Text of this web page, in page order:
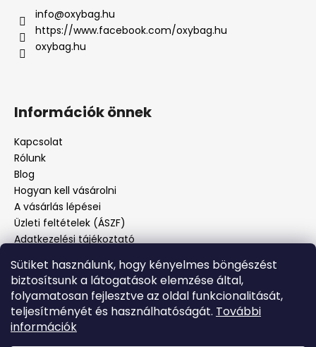
Sütiket használunk, hogy kényelmes böngészést
biztosítsunk a látogatások elemzése által,
folyamatosan fejlesztve az oldal funkcionalitását,
teljesítményét és használhatóságát. További
információk
info@oxybag.hu
https://www.facebook.com/oxybag.hu
oxybag.hu
Információk önnek
Kapcsolat
Rólunk
Blog
Hogyan kell vásárolni
A vásárlás lépései
Üzleti feltételek (ÁSZF)
Adatkezelési tájékoztató
Panaszjelenté
Facebook